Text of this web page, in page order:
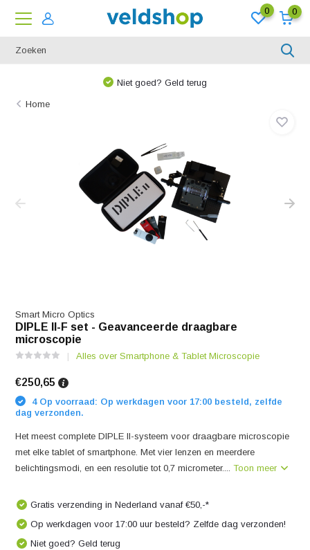
0 0
Niet goed? Geld terug
Home
Smart Micro Optics
DIPLE II-F set - Geavanceerde draagbare
microscopie
Alles over Smartphone & Tablet Microscopie
€250,65
4 Op voorraad: Op werkdagen voor 17:00 besteld, zelfde
dag verzonden.
Het meest complete DIPLE II-systeem voor draagbare microscopie
met elke tablet of smartphone. Met vier lenzen en meerdere
belichtingsmodi, en een resolutie tot 0,7 micrometer....Toon meer
Gratis verzending in Nederland vanaf €50,-*
Op werkdagen voor 17:00 uur besteld? Zelfde dag verzonden!
Niet goed? Geld terug